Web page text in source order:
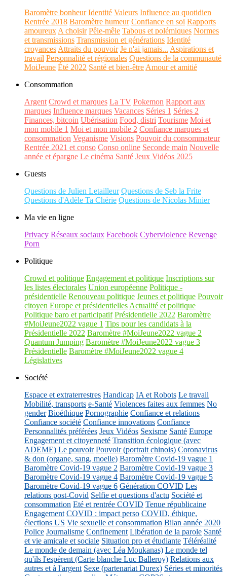
Baromètre bonheur Identité Valeurs Influence au quotidien
Rentrée 2018 Baromètre humeur Confiance en soi Rapports
amoureux A choisir Pêle-mêle Tabous et polémiques Normes
et transmissions Transmission et générations Identité
croyances Attraits du pouvoir Je n'ai jamais... Aspirations et
travail Personnalité et régionales Questions de la communauté
MoiJeune Été 2022 Santé et bien-être Amour et amitié
Consommation
Argent Crowd et marques La TV Pokemon Rapport aux
marques Influence marques Vacances Séries 1 Séries 2
Finances, bitcoin Ubérisation Food, distri Tourisme Moi et
mon mobile 1 Moi et mon mobile 2 Confiance marques et
consommation Veganisme Visions Pouvoir du consommateur
Rentrée 2021 et conso Conso online Seconde main Nouvelle
année et épargne Le cinéma Santé Jeux Vidéos 2025
Guests
Questions de Julien Letailleur Questions de Seb la Frite
Questions d'Adèle Ta Chérie Questions de Nicolas Minier
Ma vie en ligne
Privacy Réseaux sociaux Facebook Cyberviolence Revenge
Porn
Politique
Crowd et politique Engagement et politique Inscriptions sur
les listes électorales Union européenne Politique -
présidentielle Renouveau politique Jeunes et politique Pouvoir
citoyen Europe et présidentielles Actualité et politique
Politique baro et participatif Présidentielle 2022 Baromètre
#MoiJeune2022 vague 1 Tips pour les candidats à la
Présidentielle 2022 Baromètre #MoiJeune2022 vague 2
Quantum Jumping Baromètre #MoiJeune2022 vague 3
Présidentielle Baromètre #MoiJeune2022 vague 4
Législatives
Société
Espace et extraterrestres Handicap IA et Robots Le travail
Mobilité, transports e-Santé Violences faites aux femmes No
gender Bioéthique Pornographie Confiance et relations
Confiance société Confiance innovations Confiance
Personnalités préférées Jeux Vidéos Sexisme Santé Europe
Engagement et citoyenneté Transition écologique (avec
ADEME) Le pouvoir Pouvoir (portrait chinois) Coronavirus
& don (organe, sang, moelle) Baromètre Covid-19 vague 1
Baromètre Covid-19 vague 2 Baromètre Covid-19 vague 3
Baromètre Covid-19 vague 4 Baromètre Covid-19 vague 5
Baromètre Covid-19 vague 6 Génération COVID Les
relations post-Covid Selfie et questions d'actu Société et
consommation Eté et rentrée COVID Tenue républicaine
Engagement COVID : impact perso COVID, éthique,
élections US Vie sexuelle et consommation Bilan année 2020
Police Journalisme Confinement Libération de la parole Santé
et vie amicale et sociale Situation pro et étudiante Téléréalité
Le monde de demain (avec Léa Moukanas) Le monde tel
qu'ils l'espèrent (Carte blanche Luc Balleroy) Relations aux
autres et à l'argent Sexe (partenariat Durex) Séries et minorités